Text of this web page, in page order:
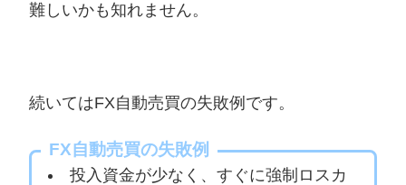
難しいかも知れません。
続いてはFX自動売買の失敗例です。
FX自動売買の失敗例
投入資金が少なく、すぐに強制ロスカ